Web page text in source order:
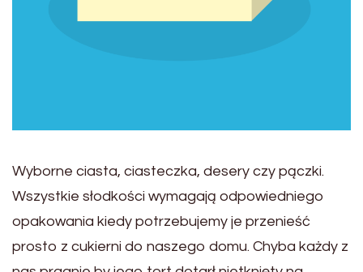
Wyborne ciasta, ciasteczka, desery czy pączki.
Wszystkie słodkości wymagają odpowiedniego
opakowania kiedy potrzebujemy je przenieść
prosto z cukierni do naszego domu. Chyba każdy z